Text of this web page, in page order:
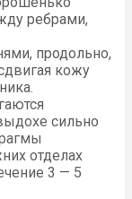
ребрами,
продольно,
кожу
сильно
отделах
3 — 5